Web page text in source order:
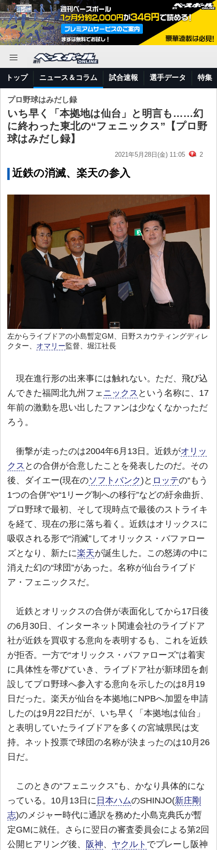
トップ ニュース＆コラム 試合速報 選手データ 特集
プロ野球はみだし録
いち早く「本拠地は仙台」と明言も……幻
に終わった東北の“フェニックス”【プロ野
球はみだし録】
2021年5月28日(金) 11:05 2
近鉄の消滅、楽天の参入
左からライブドアの小島暫定GM、日野スカウティングディレ
クター、 オマリー監督、堀江社長
現在進行形の出来事には触れない。ただ、飛び込
んできた福岡北九州フェニックス という名称に、17
年前の激動を思い出したファンは少なくなかっただ
ろう。
衝撃が走ったのは2004年6月13日。近鉄がオリッ
クス との合併が合意したことを発表したのだ。その
後、ダイエー(現在のソフトバンク)と ロッテの“もう
1つの合併”や“1リーグ制への移行”などの紆余曲折、
プロ野球で最初、そして現時点で最後のストライキ
を経て、現在の形に落ち着く。近鉄はオリックスに
吸収される形で“消滅”してオリックス・バファロー
ズとなり、新たに楽天が誕生した。この怒涛の中に
消えた幻の“球団”があった。名称が仙台ライブド
ア・フェニックスだ。
近鉄とオリックスの合併が表面化してから17日後
の6月30日、インターネット関連会社のライブドア
社が近鉄を買収する意向を表明するも、これを近鉄
が拒否。一方で“オリックス・バファローズ”は着実
に具体性を帯びていき、ライブドア社が新球団を創
設してプロ野球へ参入する意向を示したのは8月19
日だった。楽天が仙台を本拠地にNPBへ加盟を申請
したのは9月22日だが、いち早く「本拠地は仙台」
と表明していたライブドアを多くの宮城県民は支
持。ネット投票で球団の名称が決まったのは10月26
日だ。
このときの“フェニックス”も、かなり具体的にな
っている。10月13日に 日本ハムのSHINJO(新庄剛
志)のメジャー時代に通訳を務めた小島克典氏が暫
定GMに就任。さらに翌日の審査委員会による第2回
公開ヒアリング後、
阪神、 ヤクルト でプレーし阪神